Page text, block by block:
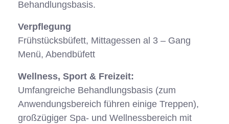
Behandlungsbasis.
Verpflegung
Frühstücksbüfett, Mittagessen al 3 – Gang
Menü, Abendbüfett
Wellness, Sport & Freizeit:
Umfangreiche Behandlungsbasis (zum
Anwendungsbereich führen einige Treppen),
großzügiger Spa- und Wellnessbereich mit